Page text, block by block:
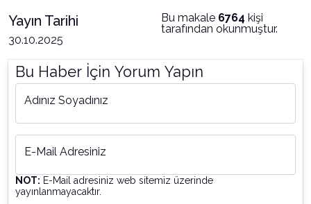
Yayın Tarihi
30.10.2025
Bu makale 6764 kişi
tarafından okunmuştur.
Bu Haber İçin Yorum Yapın
Adınız Soyadınız
E-Mail Adresiniz
NOT: E-Mail adresiniz web sitemiz üzerinde
yayınlanmayacaktır.